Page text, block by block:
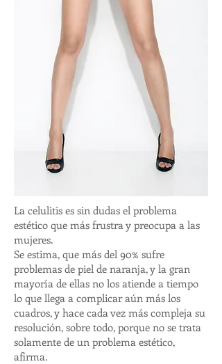
La celulitis es sin dudas el problema
estético que más frustra y preocupa a las
mujeres.
Se estima, que más del 90% sufre
problemas de piel de naranja, y la gran
mayoría de ellas no los atiende a tiempo
lo que llega a complicar aún más los
cuadros, y hace cada vez más compleja su
resolución, sobre todo, porque no se trata
solamente de un problema estético,
afirma.